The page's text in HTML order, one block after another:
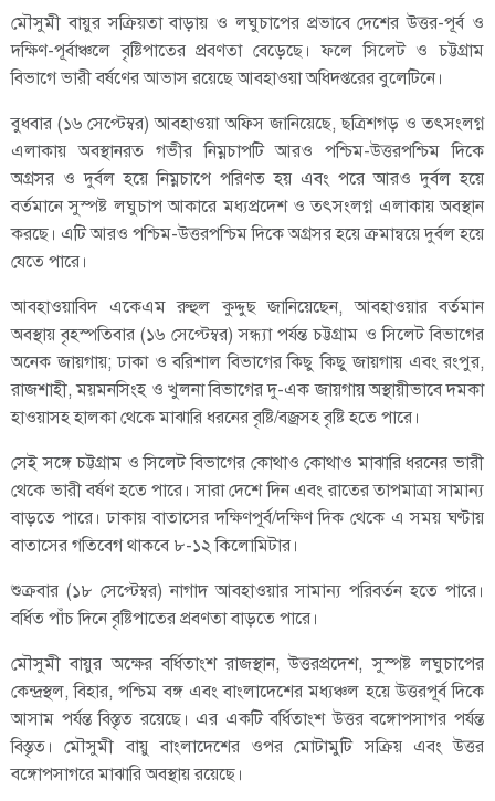
মৌসুমী বায়ুর সক্রিয়তা বাড়ায় ও লঘুচাপের প্রভাবে দেশের উত্তর-পূর্ব ও
দক্ষিণ-পূর্বাঞ্চলে বৃষ্টিপাতের প্রবণতা বেড়েছে। ফলে সিলেট ও চট্টগ্রাম
বিভাগে ভারী বর্ষণের আভাস রয়েছে আবহাওয়া অধিদপ্তরের বুলেটিনে।
বুধবার (১৬ সেপ্টেম্বর) আবহাওয়া অফিস জানিয়েছে, ছত্রিশগড় ও তৎসংলগ্ন
এলাকায় অবস্থানরত গভীর নিম্নচাপটি আরও পশ্চিম-উত্তরপশ্চিম দিকে
অগ্রসর ও দুর্বল হয়ে নিম্নচাপে পরিণত হয় এবং পরে আরও দুর্বল হয়ে
বর্তমানে সুস্পষ্ট লঘুচাপ আকারে মধ্যপ্রদেশ ও তৎসংলগ্ন এলাকায় অবস্থান
করছে। এটি আরও পশ্চিম-উত্তরপশ্চিম দিকে অগ্রসর হয়ে ক্রমান্বয়ে দুর্বল হয়ে
যেতে পারে।
আবহাওয়াবিদ একেএম রুহুল কুদ্দুছ জানিয়েছেন, আবহাওয়ার বর্তমান
অবস্থায় বৃহস্পতিবার (১৬ সেপ্টেম্বর) সন্ধ্যা পর্যন্ত চট্টগ্রাম ও সিলেট বিভাগের
অনেক জায়গায়; ঢাকা ও বরিশাল বিভাগের কিছু কিছু জায়গায় এবং রংপুর,
রাজশাহী, ময়মনসিংহ ও খুলনা বিভাগের দু-এক জায়গায় অস্থায়ীভাবে দমকা
হাওয়াসহ হালকা থেকে মাঝারি ধরনের বৃষ্টি/বজ্রসহ বৃষ্টি হতে পারে।
সেই সঙ্গে চট্টগ্রাম ও সিলেট বিভাগের কোথাও কোথাও মাঝারি ধরনের ভারী
থেকে ভারী বর্ষণ হতে পারে। সারা দেশে দিন এবং রাতের তাপমাত্রা সামান্য
বাড়তে পারে। ঢাকায় বাতাসের দক্ষিণপূর্ব/দক্ষিণ দিক থেকে এ সময় ঘণ্টায়
বাতাসের গতিবেগ থাকবে ৮-১২ কিলোমিটার।
শুক্রবার (১৮ সেপ্টেম্বর) নাগাদ আবহাওয়ার সামান্য পরিবর্তন হতে পারে।
বর্ধিত পাঁচ দিনে বৃষ্টিপাতের প্রবণতা বাড়তে পারে।
মৌসুমী বায়ুর অক্ষের বর্ধিতাংশ রাজস্থান, উত্তরপ্রদেশ, সুস্পষ্ট লঘুচাপের
কেন্দ্রস্থল, বিহার, পশ্চিম বঙ্গ এবং বাংলাদেশের মধ্যঞ্চল হয়ে উত্তরপূর্ব দিকে
আসাম পর্যন্ত বিস্তৃত রয়েছে। এর একটি বর্ধিতাংশ উত্তর বঙ্গোপসাগর পর্যন্ত
বিস্তৃত। মৌসুমী বায়ু বাংলাদেশের ওপর মোটামুটি সক্রিয় এবং উত্তর
বঙ্গোপসাগরে মাঝারি অবস্থায় রয়েছে।